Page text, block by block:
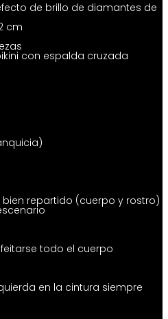
de brillo de diamantes de
cm
con espalda cruzada
repartido (cuerpo y rostro) y
todo el cuerpo
en la cintura siempre